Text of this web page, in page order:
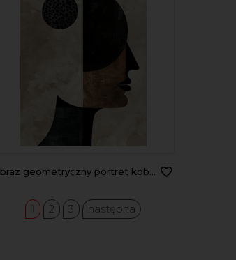
Obraz geometryczny portret kobiety
1 2 3 następna